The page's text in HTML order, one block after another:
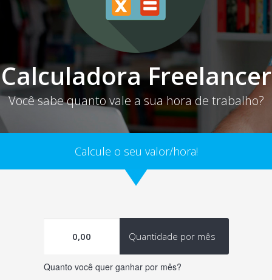
Calculadora Freelancer
Você sabe quanto vale a sua hora de trabalho?
Calcule o seu valor/hora!
Quantidade por mês
Quanto você quer ganhar por mês?